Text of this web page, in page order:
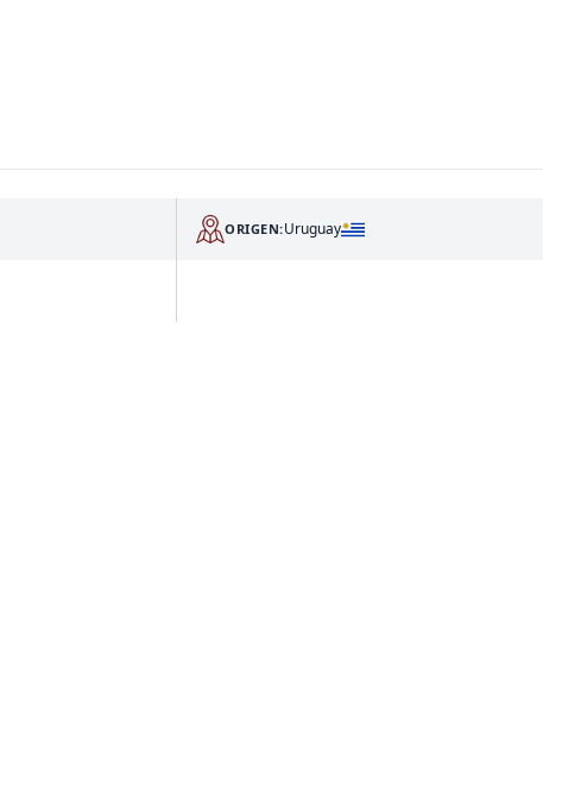
ORIGEN:Uruguay